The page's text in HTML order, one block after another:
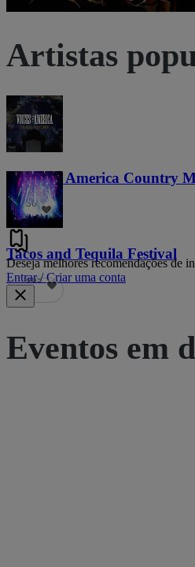
Artistas
Voices of America Country
36
Tacos and Tequila Festival
689
Deseja melhores recomendações de
Entrar / Criar uma conta
Eventos em